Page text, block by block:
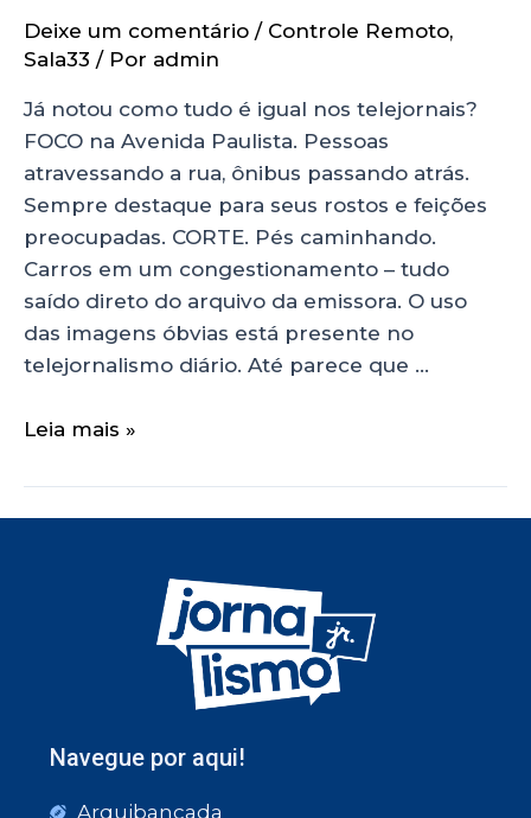
Deixe um comentário / Controle Remoto,
Sala33 / Por admin
Já notou como tudo é igual nos telejornais?
FOCO na Avenida Paulista. Pessoas
atravessando a rua, ônibus passando atrás.
Sempre destaque para seus rostos e feições
preocupadas. CORTE. Pés caminhando.
Carros em um congestionamento – tudo
saído direto do arquivo da emissora. O uso
das imagens óbvias está presente no
telejornalismo diário. Até parece que …
Leia mais »
Navegue por aqui!
Arquibancada